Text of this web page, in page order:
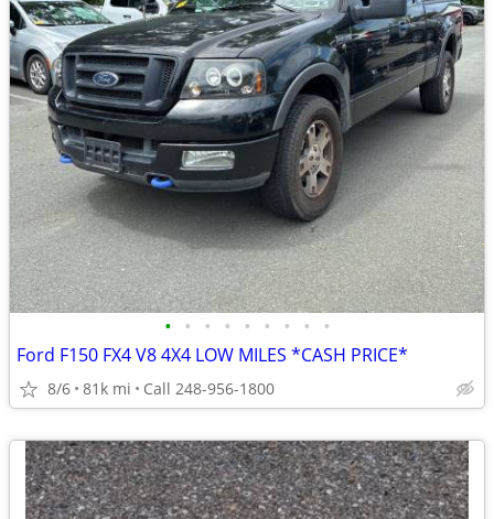
• • • • • • • • •
Ford F150 FX4 V8 4X4 LOW MILES *CASH PRICE*
8/6 81k mi Call 248-956-1800